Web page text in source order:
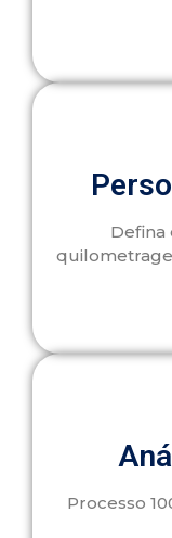
Defina
Processo